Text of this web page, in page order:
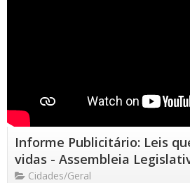
Informe Publicitário: Leis
vidas - Assembleia
Cidades/Geral